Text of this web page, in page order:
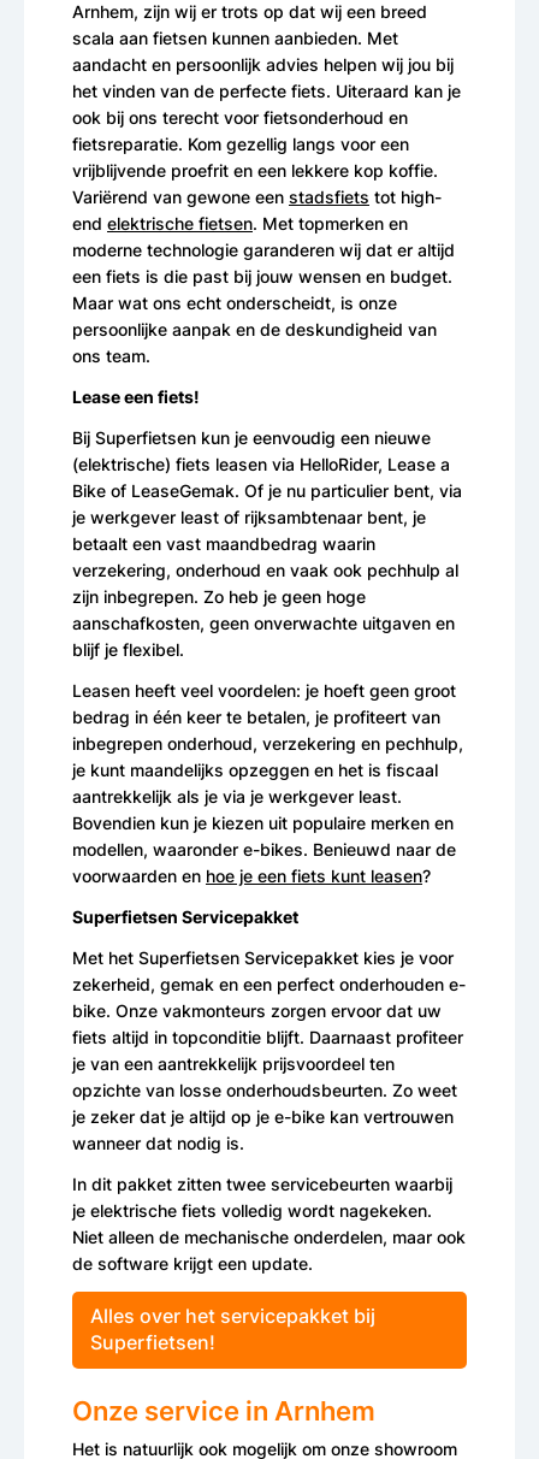
Arnhem, zijn wij er trots op dat wij een breed
scala aan fietsen kunnen aanbieden. Met
aandacht en persoonlijk advies helpen wij jou bij
het vinden van de perfecte fiets. Uiteraard kan je
ook bij ons terecht voor fietsonderhoud en
fietsreparatie. Kom gezellig langs voor een
vrijblijvende proefrit en een lekkere kop koffie.
Variërend van gewone een stadsfiets tot high-
end elektrische fietsen. Met topmerken en
moderne technologie garanderen wij dat er altijd
een fiets is die past bij jouw wensen en budget.
Maar wat ons echt onderscheidt, is onze
persoonlijke aanpak en de deskundigheid van
ons team.
Lease een fiets!
Bij Superfietsen kun je eenvoudig een nieuwe
(elektrische) fiets leasen via HelloRider, Lease a
Bike of LeaseGemak. Of je nu particulier bent, via
je werkgever least of rijksambtenaar bent, je
betaalt een vast maandbedrag waarin
verzekering, onderhoud en vaak ook pechhulp al
zijn inbegrepen. Zo heb je geen hoge
aanschafkosten, geen onverwachte uitgaven en
blijf je flexibel.
Leasen heeft veel voordelen: je hoeft geen groot
bedrag in één keer te betalen, je profiteert van
inbegrepen onderhoud, verzekering en pechhulp,
je kunt maandelijks opzeggen en het is fiscaal
aantrekkelijk als je via je werkgever least.
Bovendien kun je kiezen uit populaire merken en
modellen, waaronder e-bikes. Benieuwd naar de
voorwaarden en hoe je een fiets kunt leasen?
Superfietsen Servicepakket
Met het Superfietsen Servicepakket kies je voor
zekerheid, gemak en een perfect onderhouden e-
bike. Onze vakmonteurs zorgen ervoor dat uw
fiets altijd in topconditie blijft. Daarnaast profiteer
je van een aantrekkelijk prijsvoordeel ten
opzichte van losse onderhoudsbeurten. Zo weet
je zeker dat je altijd op je e-bike kan vertrouwen
wanneer dat nodig is.
In dit pakket zitten twee servicebeurten waarbij
je elektrische fiets volledig wordt nagekeken.
Niet alleen de mechanische onderdelen, maar ook
de software krijgt een update.
Alles over het servicepakket bij
Superfietsen!
Onze service in Arnhem
Het is natuurlijk ook mogelijk om onze showroom